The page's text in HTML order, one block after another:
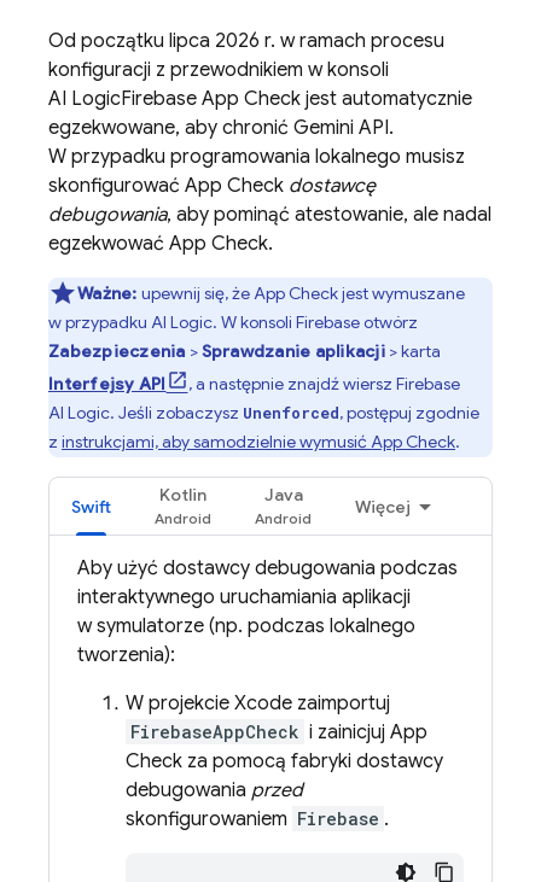
Od początku lipca 2026 r. w ramach procesu
konfiguracji z przewodnikiem w konsoli
AI LogicFirebase App Check jest automatycznie
egzekwowane, aby chronić Gemini API.
W przypadku programowania lokalnego musisz
skonfigurować App Check dostawcę
debugowania, aby pominąć atestowanie, ale nadal
egzekwować App Check.
Ważne: upewnij się, żeApp Checkjest wymuszane
w przypadku AI Logic. W konsoli Firebaseotwórz
Zabezpieczenia >Sprawdzanie aplikacji> karta
Interfejsy API
, a następnie znajdź wiersz Firebase
AI Logic. Jeśli zobaczysz Unenforced, postępuj zgodnie
z instrukcjami, aby samodzielnie wymusić App Check.
Swift
Kotlin Java
Więcej
Aby użyć dostawcy debugowania podczas
interaktywnego uruchamiania aplikacji
w symulatorze (np. podczas lokalnego
tworzenia):
W projekcie Xcode zaimportuj
FirebaseAppCheck i zainicjuj App
Check za pomocą fabryki dostawcy
debugowania przed
skonfigurowaniem Firebase .